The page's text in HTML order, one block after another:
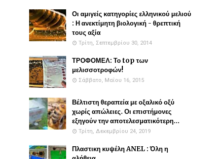
Οι αμιγείς κατηγορίες ελληνικού μελιού
: Η ανεκτίμητη βιολογική - θρεπτική
τους αξία
Τρίτη, Σεπτεμβρίου 30, 2014
ΤΡΟΦΟΜΕΛ: Το top των
μελισσοτροφών!
Σάββατο, Μαΐου 16, 2015
Βέλτιστη θεραπεία με οξαλικό οξύ
χωρίς απώλειες. Οι επιστήμονες
εξηγούν την αποτελεσματικότερη...
Τρίτη, Δεκεμβρίου 24, 2019
Πλαστικη κυψέλη ANEL : Όλη η